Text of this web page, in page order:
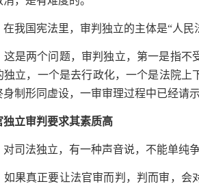
在我国宪法里，审判独立的主体是“人
这是两个问题，审判独立，第一是指
独立，一个是去行政化，一个是法院
制形同虚设，一审审理过程中已经请
独立审判要求其素质高
对司法独立，有一种声音说，不能单纯
如果真正要让法官审而判，判而审，会